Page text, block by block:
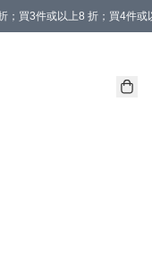
；買3件或以上8 折；買4件或